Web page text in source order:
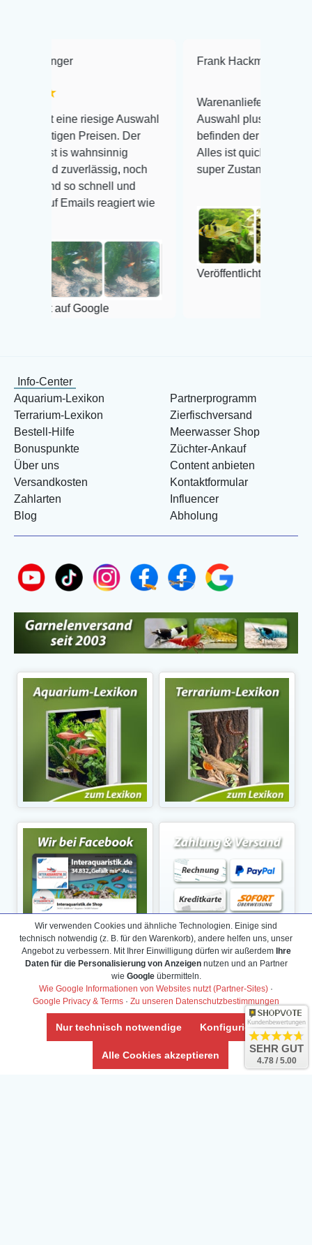
Auswahl
Der
noch
und
reagiert wie
Frank Hackmayer ★★★★
Warenanlieferung Top und die
Auswahl plus gesundheitliches
befinden der Fische einwandfrei.
Alles ist quick lebendig und im
super Zustand. Gerne wieder 😃
Veröffentlicht auf Google
Info-Center
Aquarium-Lexikon
Terrarium-Lexikon
Bestell-Hilfe
Bonuspunkte
Über uns
Versandkosten
Zahlarten
Blog
Partnerprogramm
Zierfischversand
Meerwasser Shop
Züchter-Ankauf
Content anbieten
Kontaktformular
Influencer
Abholung
Wir verwenden Cookies und ähnliche Technologien. Einige sind
technisch notwendig (z. B. für den Warenkorb), andere helfen uns, unser
Angebot zu verbessern. Mit Ihrer Einwilligung dürfen wir außerdem Ihre
Daten für die Personalisierung von Anzeigennutzen und an Partner
wie Googleübermitteln.
Wie Google Informationen von Websites nutzt (Partner-Sites) ·
Google Privacy & Terms · Zu unseren Datenschutzbestimmungen
Nur technisch notwendige Konfigurieren
Alle Cookies akzeptieren
Kundenbewertungen
SEHR GUT
4.78 / 5.00